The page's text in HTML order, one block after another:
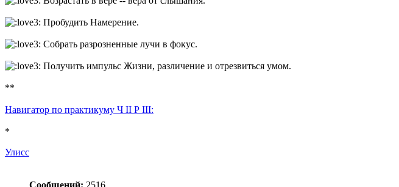
Пробудить Намерение.
Собрать разрозненные лучи в фокус.
Получить импульс Жизни, различение и отрезвиться умом.
**
Навигатор по практикуму Ч II Р III:
*
Улисс
Сообщений: 2516